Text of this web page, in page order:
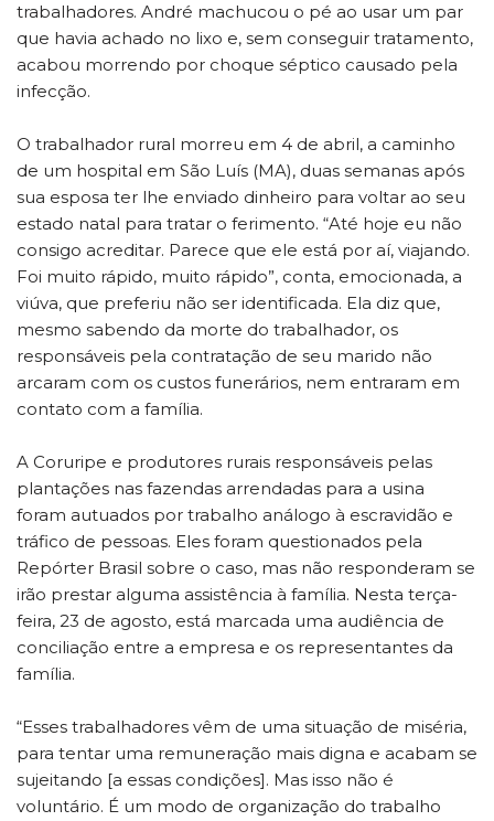
trabalhadores. André machucou o pé ao usar um par
que havia achado no lixo e, sem conseguir tratamento,
acabou morrendo por choque séptico causado pela
infecção.
O trabalhador rural morreu em 4 de abril, a caminho
de um hospital em São Luís (MA), duas semanas após
sua esposa ter lhe enviado dinheiro para voltar ao seu
estado natal para tratar o ferimento. “Até hoje eu não
consigo acreditar. Parece que ele está por aí, viajando.
Foi muito rápido, muito rápido”, conta, emocionada, a
viúva, que preferiu não ser identificada. Ela diz que,
mesmo sabendo da morte do trabalhador, os
responsáveis pela contratação de seu marido não
arcaram com os custos funerários, nem entraram em
contato com a família.
A Coruripe e produtores rurais responsáveis pelas
plantações nas fazendas arrendadas para a usina
foram autuados por trabalho análogo à escravidão e
tráfico de pessoas. Eles foram questionados pela
Repórter Brasil sobre o caso, mas não responderam se
irão prestar alguma assistência à família. Nesta terça-
feira, 23 de agosto, está marcada uma audiência de
conciliação entre a empresa e os representantes da
família.
“Esses trabalhadores vêm de uma situação de miséria,
para tentar uma remuneração mais digna e acabam se
sujeitando [a essas condições]. Mas isso não é
voluntário. É um modo de organização do trabalho